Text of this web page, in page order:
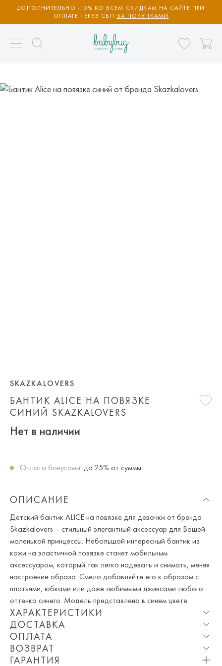
ДОПОЛНИТЕЛЬНО -10% КО ВСЕМ СКИДКАМ НА САЙТЕ ПРИ
ОПЛАТЕ ЧЕРЕЗ СБП ЗА ПОКУПКАМИ
БАНТИК ALICE НА ПОВЯЗКЕ
СИНИЙ SKAZKALOVERS
SKAZKALOVERS
Нет в наличии
Оплата бонусами: до 25% от суммы
ОПИСАНИЕ
Детский бантик ALICE на повязке для девочки от бренда
Skazkalovers – стильный элегантный аксессуар для Вашей
маленькой принцессы. Небольшой интересный бантик из
кожи на эластичной повязке станет мобильным
аксессуаром, который так легко надевать и снимать, меняя
настроение образа. Смело добавляйте его к образам с
платьями, юбками или даже любимыми джинсами любого
оттенка синего. Модель представлена в синем цвете.
ХАРАКТЕРИСТИКИ
Состав: Материал: 100% натуральная кожа (Италия),
нейлоновая повязка (США)
Сезон: Весна, Лето, Зима, Осень, Круглогодичный
ДОСТАВКА
Опция частичная доставка и примерка доступна для
Москвы и МО.
ОПЛАТА
При оплате онлайн вы получаете 10% скидку. Любые
ВОЗВРАТ
ГАРАНТИЯ